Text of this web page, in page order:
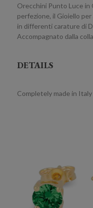
Orecchini Punto Luce in
perfezione, il Gioiello
in differenti carature di
Accompagnato dalla
DETAILS
Completely made in